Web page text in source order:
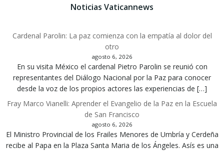
entradasentradas
Noticias Vaticannews
Cardenal Parolin: La paz comienza con la empatía al dolor del
otro
agosto 6, 2026
En su visita México el cardenal Pietro Parolin se reunió con
representantes del Diálogo Nacional por la Paz para conocer
desde la voz de los propios actores las experiencias de […]
Fray Marco Vianelli: Aprender el Evangelio de la Paz en la Escuela
de San Francisco
agosto 6, 2026
El Ministro Provincial de los Frailes Menores de Umbría y Cerdeña
recibe al Papa en la Plaza Santa Maria de los Ángeles. Asís es una